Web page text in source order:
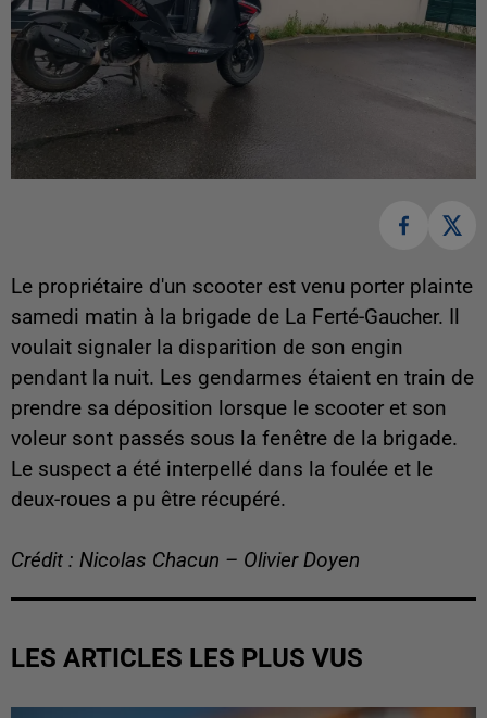
Le propriétaire d'un scooter est venu porter plainte
samedi matin à la brigade de La Ferté-Gaucher. Il
voulait signaler la disparition de son engin
pendant la nuit. Les gendarmes étaient en train de
prendre sa déposition lorsque le scooter et son
voleur sont passés sous la fenêtre de la brigade.
Le suspect a été interpellé dans la foulée et le
deux-roues a pu être récupéré.
Crédit : Nicolas Chacun – Olivier Doyen
LES ARTICLES LES PLUS VUS